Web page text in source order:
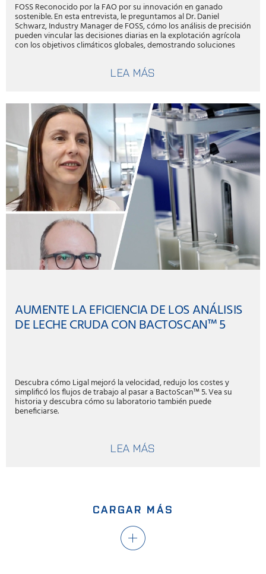
FOSS Reconocido por la FAO por su innovación en ganado
sostenible. En esta entrevista, le preguntamos al Dr. Daniel
Schwarz, Industry Manager de FOSS, cómo los análisis de precisión
pueden vincular las decisiones diarias en la explotación agrícola
con los objetivos climáticos globales, demostrando soluciones
LEA MÁS
AUMENTE LA EFICIENCIA DE LOS ANÁLISIS
DE LECHE CRUDA CON BACTOSCAN™ 5
Descubra cómo Ligal mejoró la velocidad, redujo los costes y
simplificó los flujos de trabajo al pasar a BactoScan™ 5. Vea su
historia y descubra cómo su laboratorio también puede
beneficiarse.
LEA MÁS
CARGAR MÁS